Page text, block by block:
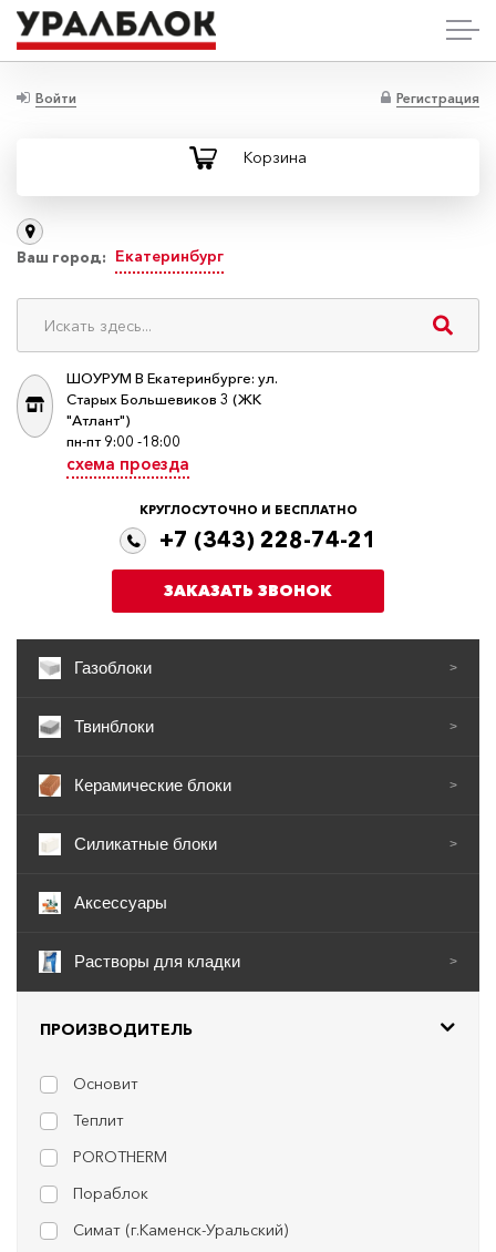
Войти Регистрация
Корзина
Ваш город: Екатеринбург
ШОУРУМ В Екатеринбурге: ул.
Старых Большевиков 3 (ЖК
"Атлант")
пн-пт 9:00 -18:00
схема проезда
КРУГЛОСУТОЧНО И БЕСПЛАТНО
+7 (343) 228-74-21
ЗАКАЗАТЬ ЗВОНОК
Газоблоки >
Твинблоки >
Керамические блоки >
Силикатные блоки >
Аксессуары
Растворы для кладки >
ПРОИЗВОДИТЕЛЬ
Основит
Теплит
POROTHERM
Пораблок
Симат (г.Каменск-Уральский)